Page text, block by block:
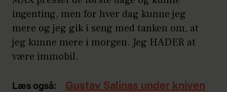
ingenting, men for hver dag kunne jeg
mere og jeg gik i seng med tanken om, at
jeg kunne mere i morgen. Jeg HADER at
være immobil.
Læs også:
Gustav Salinas under kniven